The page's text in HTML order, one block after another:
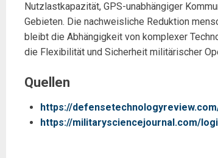
Nutzlastkapazität, GPS-unabhängiger
Gebieten. Die nachweisliche Reduktion
bleibt die Abhängigkeit von komplexer
die Flexibilität und Sicherheit militärischer
Quellen
https://
https://militarysciencejournal.com/